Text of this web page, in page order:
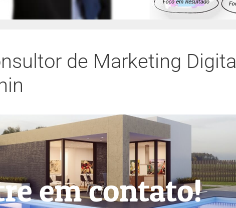
de Marketing Digital
em contato!